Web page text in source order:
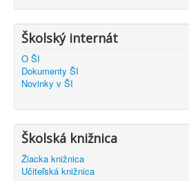
Školský internát
O ŠI
Dokumenty ŠI
Novinky v ŠI
Školská knižnica
Žiacka knižnica
Učiteľská knižnica